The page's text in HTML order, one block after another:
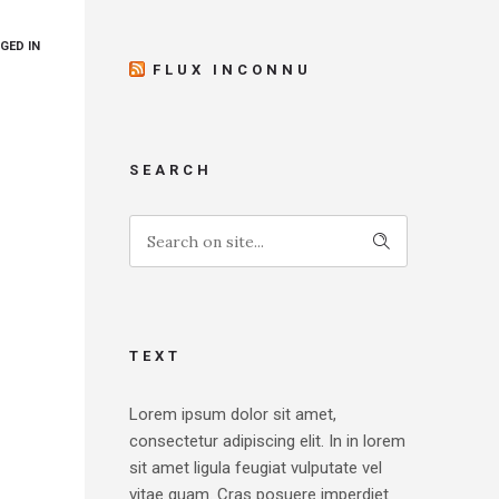
IN
FLUX INCONNU
SEARCH
TEXT
Lorem ipsum dolor sit amet,
consectetur adipiscing elit. In in lorem
sit amet ligula feugiat vulputate vel
vitae quam. Cras posuere imperdiet